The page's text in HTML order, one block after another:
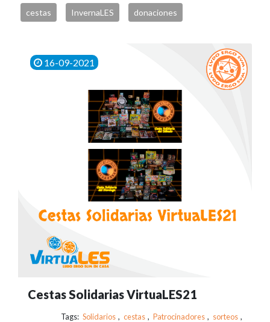
cestas InvernaLES donaciones
16-09-2021
Cestas Solidarias VirtuaLES21
Tags: Solidarios , cestas , Patrocinadores , sorteos ,